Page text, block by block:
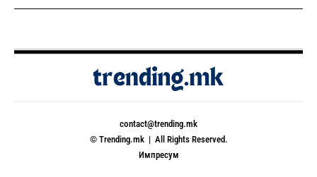
contact@trending.mk
© Trending.mk | All Rights Reserved.
Импресум